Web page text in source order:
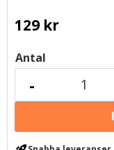
129kr
Antal
-